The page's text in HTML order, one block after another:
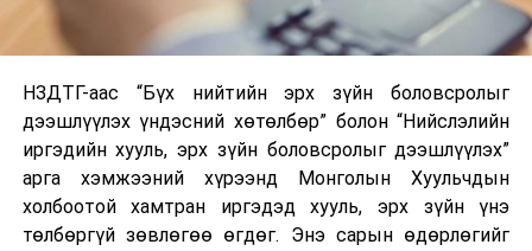
НЗДТГ-аас “Бүх нийтийн эрх зүйн боловсролыг
дээшлүүлэх үндэсний хөтөлбөр” болон “Нийслэлийн
иргэдийн хууль, эрх зүйн боловсролыг дээшлүүлэх”
арга хэмжээний хүрээнд Монголын Хуульчдын
холбоотой хамтран иргэдэд хууль, эрх зүйн үнэ
төлбөргүй зөвлөгөө өгдөг. Энэ сарын өдөрлөгийг